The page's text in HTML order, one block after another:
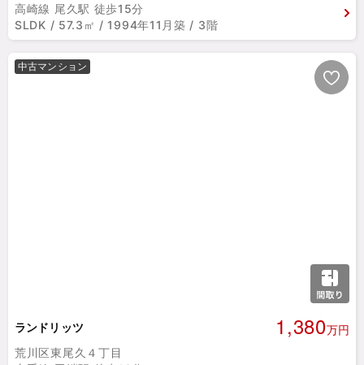
高崎線 尾久駅 徒歩15分
SLDK / 57.3㎡ / 1994年11月築 / 3階
中古マンション
ランドリッツ 1,380万円
荒川区東尾久４丁目